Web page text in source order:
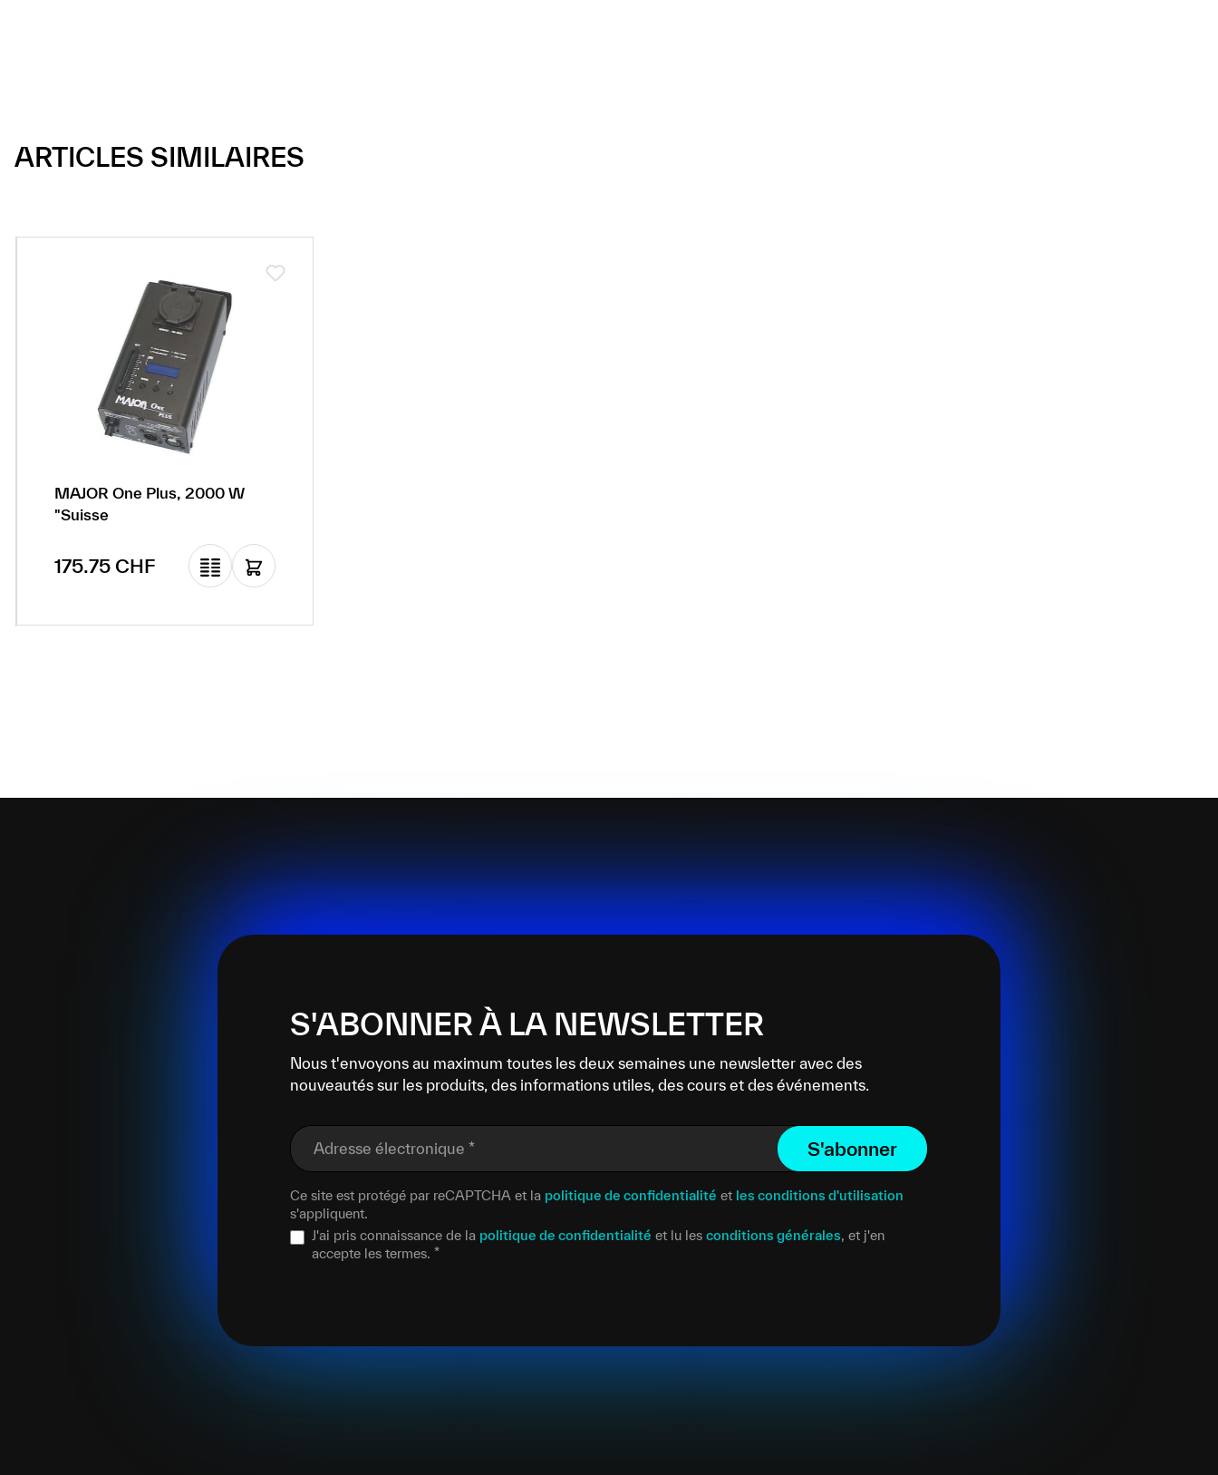
ARTICLES SIMILAIRES
MAJOR One Plus, 2000 W
"Suisse
Prix régulier :
175.75 CHF
S'ABONNER À LA NEWSLETTER
Nous t'envoyons au maximum toutes les deux semaines une newsletter avec des
nouveautés sur les produits, des informations utiles, des cours et des événements.
Adresse électronique * S'abonner
Ce site est protégé par reCAPTCHA et la politique de confidentialité et les conditions d'utilisation
s'appliquent.
J'ai pris connaissance de la politique de confidentialité et lu les conditions générales, et j'en
accepte les termes. *